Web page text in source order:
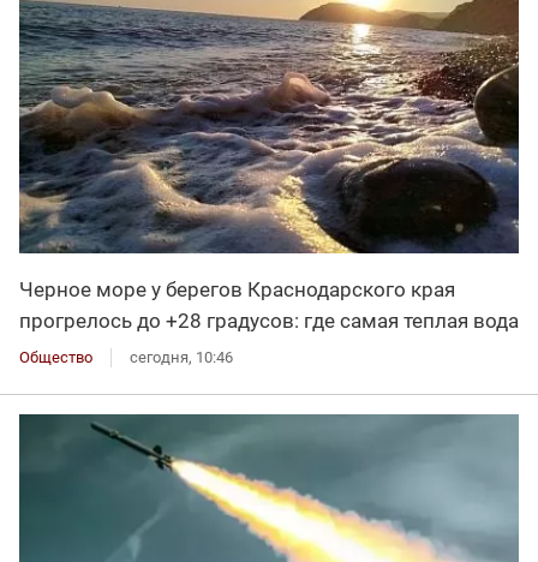
Черное море у берегов Краснодарского края
прогрелось до +28 градусов: где самая теплая вода
Общество сегодня, 10:46